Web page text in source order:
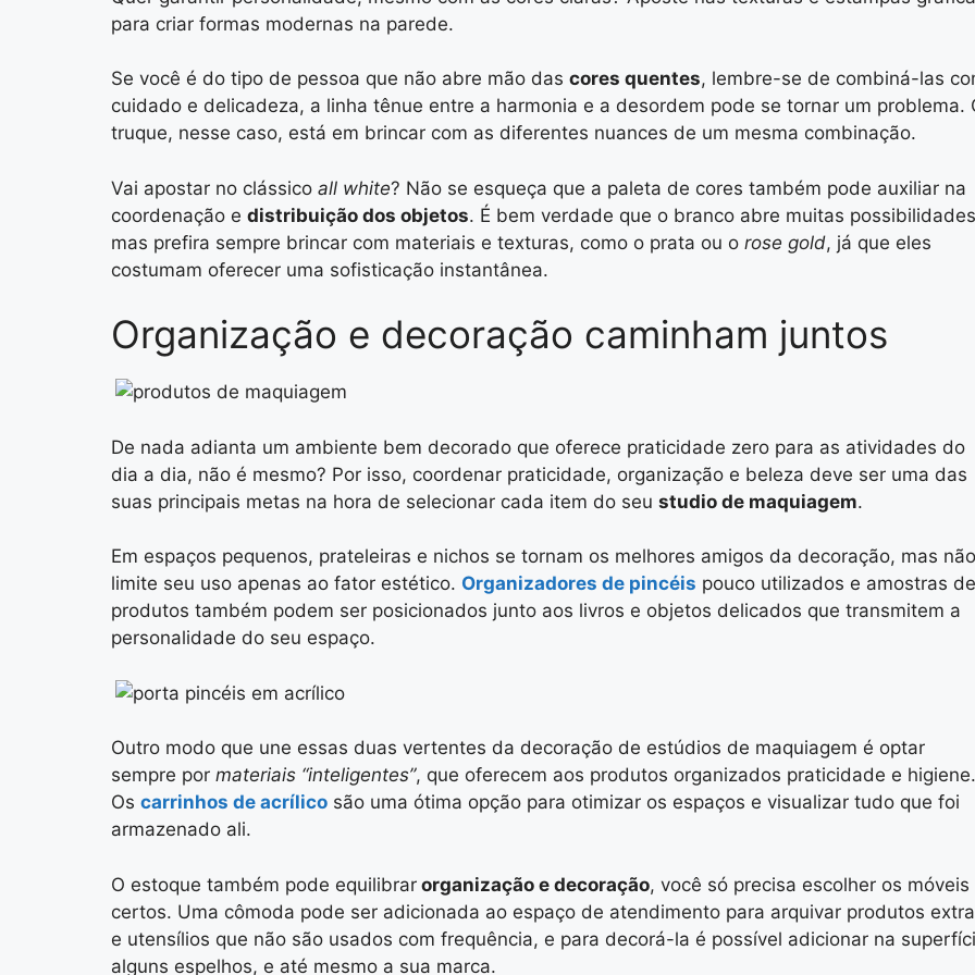
para criar formas modernas na parede.
Se você é do tipo de pessoa que não abre mão das cores quentes, lembre-se de combiná-las
cuidado e delicadeza, a linha tênue entre a harmonia e a desordem pode se tornar um problema.
truque, nesse caso, está em brincar com as diferentes nuances de um mesma combinação.
Vai apostar no clássico all white? Não se esqueça que a paleta de cores também pode auxiliar na
coordenação e distribuição dos objetos. É bem verdade que o branco abre muitas
mas prefira sempre brincar com materiais e texturas, como o prata ou o rose gold, já que eles
costumam oferecer uma sofisticação instantânea.
Organização e decoração caminham juntos
De nada adianta um ambiente bem decorado que oferece praticidade zero para as atividades do
dia a dia, não é mesmo? Por isso, coordenar praticidade, organização e beleza deve ser uma das
suas principais metas na hora de selecionar cada item do seu studio de maquiagem.
Em espaços pequenos, prateleiras e nichos se tornam os melhores amigos da decoração, mas não
limite seu uso apenas ao fator estético. Organizadores de pincéis pouco utilizados e amostras de
produtos também podem ser posicionados junto aos livros e objetos delicados que transmitem a
personalidade do seu espaço.
Outro modo que une essas duas vertentes da decoração de estúdios de maquiagem é optar
sempre por materiais “inteligentes”, que oferecem aos produtos organizados praticidade e higiene.
Os carrinhos de acrílico são uma ótima opção para otimizar os espaços e visualizar tudo que foi
armazenado ali.
O estoque também pode equilibrar organização e decoração, você só precisa escolher os móveis
certos. Uma cômoda pode ser adicionada ao espaço de atendimento para arquivar produtos
e utensílios que não são usados com frequência, e para decorá-la é possível adicionar na
alguns espelhos, e até mesmo a sua marca.